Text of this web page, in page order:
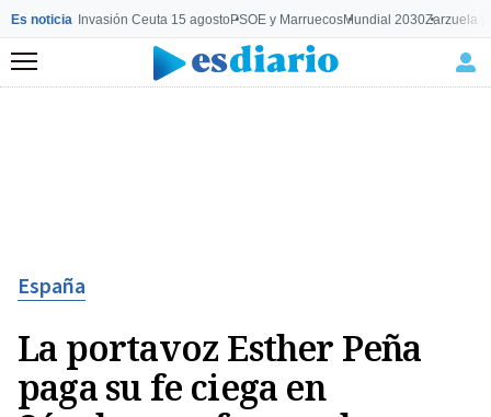
Es noticia Invasión Ceuta 15 agostoPSOE y MarruecosMundial 2030Zarzuela
Menú
España
La portavoz Esther Peña
paga su fe ciega en